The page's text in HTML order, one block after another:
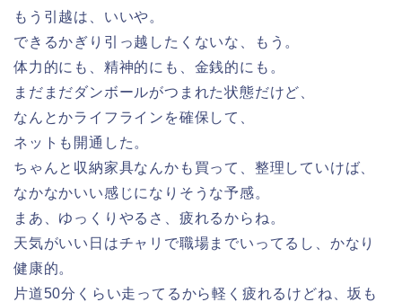
もう引越は、いいや。
できるかぎり引っ越したくないな、もう。
体力的にも、精神的にも、金銭的にも。
まだまだダンボールがつまれた状態だけど、
なんとかライフラインを確保して、
ネットも開通した。
ちゃんと収納家具なんかも買って、整理していけば、
なかなかいい感じになりそうな予感。
まあ、ゆっくりやるさ、疲れるからね。
天気がいい日はチャリで職場までいってるし、かなり
健康的。
片道50分くらい走ってるから軽く疲れるけどね、坂も